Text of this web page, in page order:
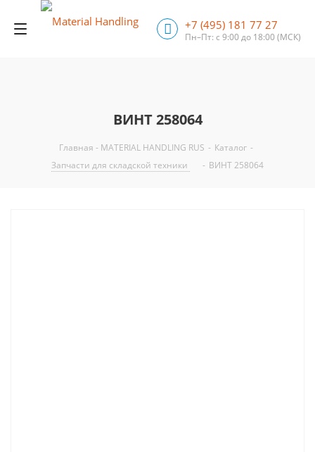
+7 (495) 181 77 27
Пн–Пт: с 9:00 до 18:00(МСК)
ВИНТ 258064
Главная - MATERIAL HANDLING RUS - Каталог -
Запчасти для складской техники
- ВИНТ 258064